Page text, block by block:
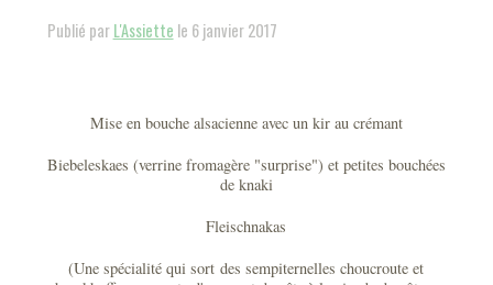
Publié parL'Assiette le 6 janvier 2017
Mise en bouche alsacienne avec un kir au crémant
Biebeleskaes (verrine fromagère "surprise") et petites bouchées
de knaki
Fleischnakas
(Une spécialité qui sort des sempiternelles choucroute et